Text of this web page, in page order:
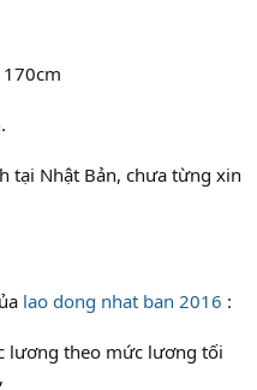
tại Nhật Bản, chưa từng xin
lao dong nhat ban 2016 :
lương theo mức lương tối